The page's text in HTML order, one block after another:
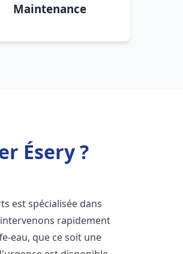
Maintenance
Ésery ?
est spécialisée dans
rapidement
eau, que ce soit une